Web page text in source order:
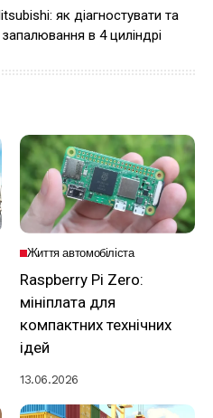
як діагностувати та
в 4 циліндрі
Життя автомобіліста
Raspberry Pi Zero:
мініплата для
компактних технічних
ідей
13.06.2026